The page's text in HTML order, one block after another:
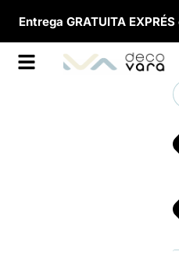
Entrega GRATUITA